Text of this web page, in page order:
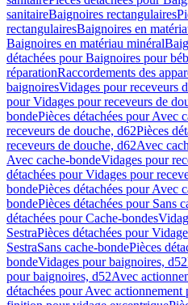
sanitaireBaignoires rectangulaires
rectangulairesBaignoires en
Baignoires en matériau minéral
détachées pour Baignoires pour
réparationRaccordements des
baignoiresVidages pour receveurs
pour Vidages pour receveurs de
bondePièces détachées pour Avec
receveurs de douche, d62Pièces
receveurs de douche, d62Avec
Avec cache-bondeVidages pour
détachées pour Vidages pour
bondePièces détachées pour Avec
bondePièces détachées pour Sans
détachées pour Cache-bondes
SestraPièces détachées pour
SestraSans cache-bondePièces
bondeVidages pour baignoires, d52
pour baignoires, d52Avec
détachées pour Avec actionnement